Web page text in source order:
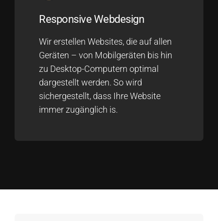
Responsive Webdesign
Wir erstellen Websites, die auf allen
Geräten – von Mobilgeräten bis hin
zu Desktop-Computern optimal
dargestellt werden. So wird
sichergestellt, dass Ihre Website
immer zugänglich is.